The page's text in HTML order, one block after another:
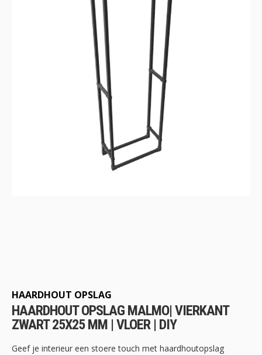
begin
van
de
afbeeldingen-
HAARDHOUT OPSLAG
HAARDHOUT OPSLAG MALMO| VIERKANT
ZWART 25X25 MM | VLOER | DIY
Geef je interieur een stoere touch met haardhoutopslag